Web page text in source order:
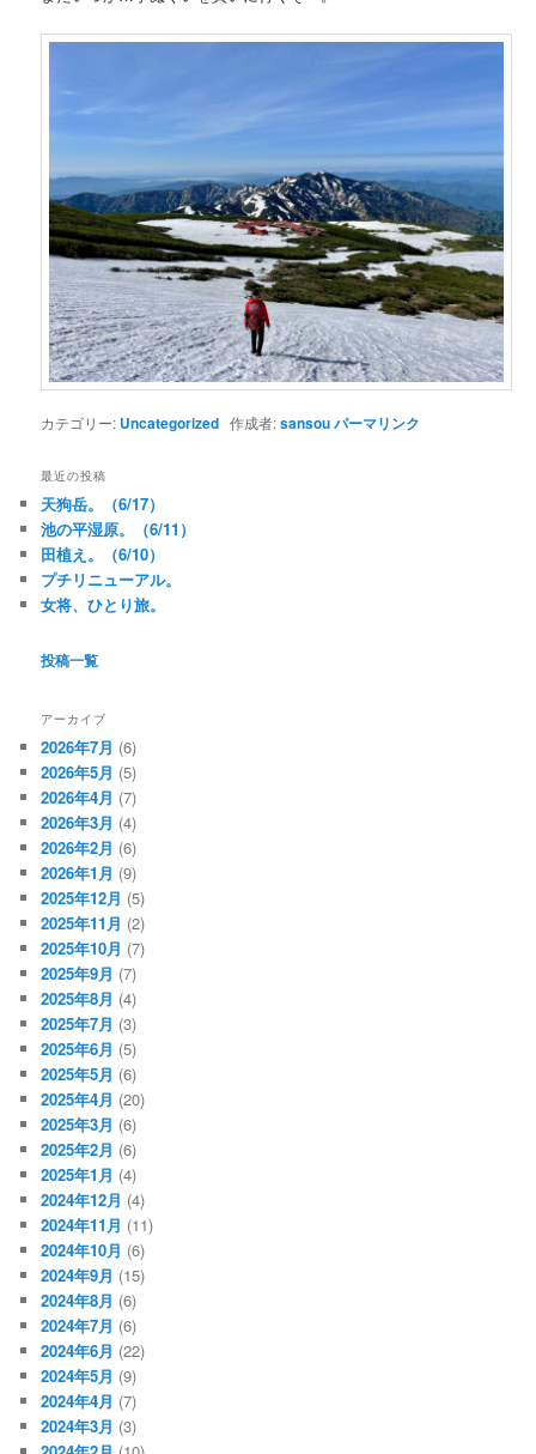
カテゴリー: Uncategorized 作成者:sansouパーマリンク
最近の投稿
天狗岳。（6/17）
池の平湿原。（6/11）
田植え。（6/10）
プチリニューアル。
女将、ひとり旅。
投稿一覧
アーカイブ
2026年7月 (6)
2026年5月 (5)
2026年4月 (7)
2026年3月 (4)
2026年2月 (6)
2026年1月 (9)
2025年12月 (5)
2025年11月 (2)
2025年10月 (7)
2025年9月 (7)
2025年8月 (4)
2025年7月 (3)
2025年6月 (5)
2025年5月 (6)
2025年4月 (20)
2025年3月 (6)
2025年2月 (6)
2025年1月 (4)
2024年12月 (4)
2024年11月 (11)
2024年10月 (6)
2024年9月 (15)
2024年8月 (6)
2024年7月 (6)
2024年6月 (22)
2024年5月 (9)
2024年4月 (7)
2024年3月 (3)